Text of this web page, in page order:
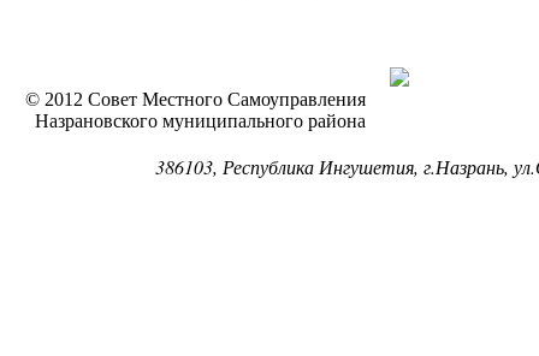
© 2012 Совет Местного Самоуправления
Назрановского муниципального района
386103, Республика Ингушетия, г.Назрань,